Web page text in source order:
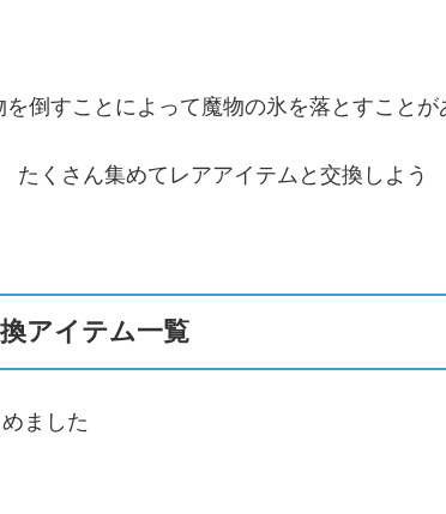
を倒すことによって魔物の氷を落とすことが
たくさん集めてレアアイテムと交換しよう
アイテム一覧
ました